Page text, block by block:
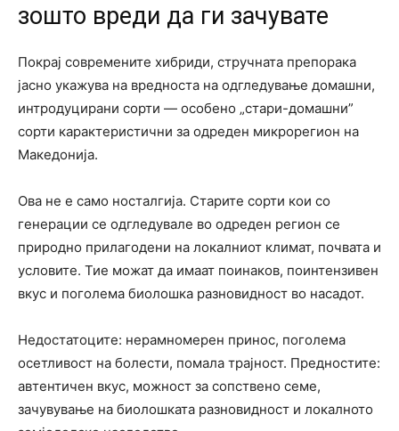
зошто вреди да ги зачувате
Покрај современите хибриди, стручната препорака
јасно укажува на вредноста на одгледување домашни,
интродуцирани сорти — особено „стари-домашни”
сорти карактеристични за одреден микрорегион на
Македонија.
Ова не е само носталгија. Старите сорти кои со
генерации се одгледувале во одреден регион се
природно прилагодени на локалниот климат, почвата и
условите. Тие можат да имаат поинаков, поинтензивен
вкус и поголема биолошка разновидност во насадот.
Недостатоците: нерамномерен принос, поголема
осетливост на болести, помала трајност. Предностите:
автентичен вкус, можност за сопствено семе,
зачувување на биолошката разновидност и локалното